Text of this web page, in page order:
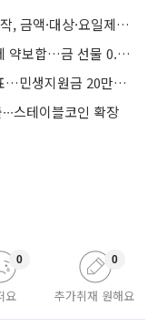
오늘부터 2차 고유가 지원금 신청 시작, 금액·대상·요일제 신청 방법은?
뉴욕금값, 이란발 고유가 상황 지속에 약보합…금 선물 0.08%↓
윤병태, ‘나주 대도약 10대 전략’ 발표…민생지원금 20만원 공약
스테이블코인 확장
요
0
추가취재 원해요
0